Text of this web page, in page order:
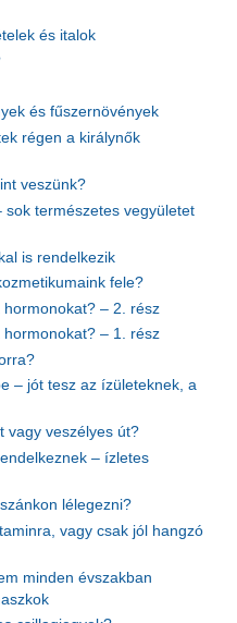
és italok
és fűszernövények
régen a királynők
veszünk?
természetes vegyületet
is rendelkezik
fele?
– 2. rész
– 1. rész
– jót tesz az ízületeknek, a
vagy veszélyes út?
– ízletes
lélegezni?
vagy csak jól hangzó
minden évszakban